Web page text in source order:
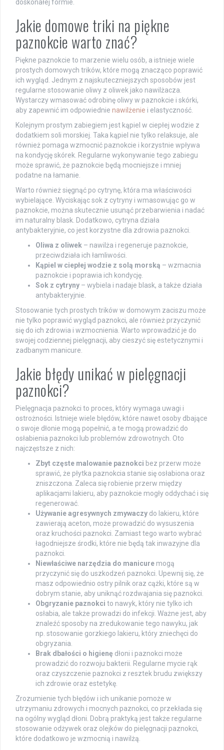
doskonałej formie.
Jakie domowe triki na piękne
paznokcie warto znać?
Piękne paznokcie to marzenie wielu osób, a istnieje wiele
prostych domowych trików, które mogą znacząco poprawić
ich wygląd. Jednym z najskuteczniejszych sposobów jest
regularne stosowanie oliwy z oliwek jako nawilżacza.
Wystarczy wmasować odrobinę oliwy w paznokcie i skórki,
aby zapewnić im odpowiednie nawilżenie i elastyczność.
Kolejnym prostym zabiegiem jest kąpiel w ciepłej wodzie z
dodatkiem soli morskiej. Taka kąpiel nie tylko relaksuje, ale
również pomaga wzmocnić paznokcie i korzystnie wpływa
na kondycję skórek. Regularne wykonywanie tego zabiegu
może sprawić, że paznokcie będą mocniejsze i mniej
podatne na łamanie.
Warto również sięgnąć po cytrynę, która ma właściwości
wybielające. Wyciskając sok z cytryny i wmasowując go w
paznokcie, można skutecznie usunąć przebarwienia i nadać
im naturalny blask. Dodatkowo, cytryna działa
antybakteryjnie, co jest korzystne dla zdrowia paznokci.
Oliwa z oliwek – nawilża i regeneruje paznokcie,
przeciwdziała ich łamliwości.
Kąpiel w ciepłej wodzie z solą morską – wzmacnia
paznokcie i poprawia ich kondycję.
Sok z cytryny – wybiela i nadaje blask, a także działa
antybakteryjnie.
Stosowanie tych prostych trików w domowym zaciszu może
nie tylko poprawić wygląd paznokci, ale również przyczynić
się do ich zdrowia i wzmocnienia. Warto wprowadzić je do
swojej codziennej pielęgnacji, aby cieszyć się estetycznymi i
zadbanym manicure.
Jakie błędy unikać w pielęgnacji
paznokci?
Pielęgnacja paznokci to proces, który wymaga uwagi i
ostrożności. Istnieje wiele błędów, które nawet osoby dbające
o swoje dłonie mogą popełnić, a te mogą prowadzić do
osłabienia paznokci lub problemów zdrowotnych. Oto
najczęstsze z nich:
Zbyt częste malowanie paznokci bez przerw może
sprawić, że płytka paznokcia stanie się osłabiona oraz
zniszczona. Zaleca się robienie przerw między
aplikacjami lakieru, aby paznokcie mogły oddychać i się
regenerować.
Używanie agresywnych zmywaczy do lakieru, które
zawierają aceton, może prowadzić do wysuszenia
oraz kruchości paznokci. Zamiast tego warto wybrać
łagodniejsze środki, które nie będą tak inwazyjne dla
paznokci.
Niewłaściwe narzędzia do manicure mogą
przyczynić się do uszkodzeń paznokci. Upewnij się, że
masz odpowiednio ostry pilnik oraz cążki, które są w
dobrym stanie, aby uniknąć rozdwajania się paznokci.
Obgryzanie paznokci to nawyk, który nie tylko ich
osłabia, ale także prowadzi do infekcji. Ważne jest, aby
znaleźć sposoby na zredukowanie tego nawyku, jak
np. stosowanie gorzkiego lakieru, który zniechęci do
obgryzania.
Brak dbałości o higienę dłoni i paznokci może
prowadzić do rozwoju bakterii. Regularne mycie rąk
oraz czyszczenie paznokci z resztek brudu zwiększy
ich zdrowie oraz estetykę.
Zrozumienie tych błędów i ich unikanie pomoże w
utrzymaniu zdrowych i mocnych paznokci, co przekłada się
na ogólny wygląd dłoni. Dobrą praktyką jest także regularne
stosowanie odżywek oraz olejków do pielęgnacji paznokci,
które dodatkowo je wzmocnią i nawilżą.